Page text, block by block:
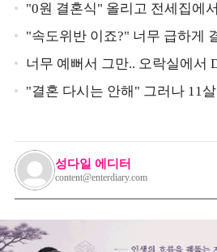
"0원 결혼식" 올리고 전세집에
"속도위반 이죠?" 너무 급하게
심 받았던 스타
너무 예뻐서 그만.. 오락실에서
가던 이상민이 캐스팅했다는 연
"결혼 다시는 안해" 그러나 11
성다일 에디터
content@enterdiary.com